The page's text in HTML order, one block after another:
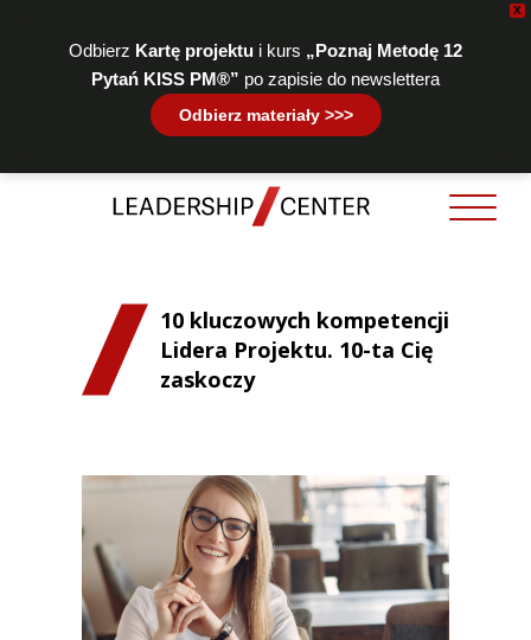
X
Odbierz Kartę projektu i kurs „Poznaj Metodę 12
Pytań KISS PM®” po zapisie do newslettera
Odbierz materiały >>>
10 kluczowych kompetencji
Lidera Projektu. 10-ta Cię
zaskoczy